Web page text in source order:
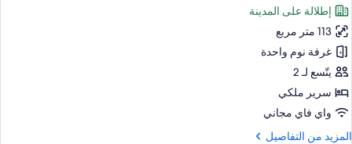
-
بشرفة
صور
جناح
-
بشرفة
(Ocean)
إطلالة على المدينة
113 متر مربع
غرفة نوم واحدة
يتّسع لـ 2
سرير ملكي
واي فاي مجاني
المزيد من التفاصيل
المزيد